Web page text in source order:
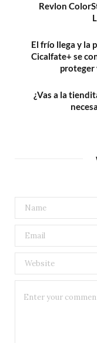
Revlon
El frío llega y la
Cicalfate+ se
proteger
¿Vas a la